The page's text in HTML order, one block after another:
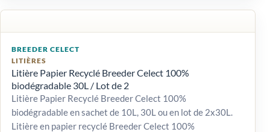
BREEDER CELECT
LITIÈRES
Litière Papier Recyclé Breeder Celect 100%
biodégradable 30L / Lot de 2
Litière Papier Recyclé Breeder Celect 100%
biodégradable en sachet de 10L, 30L ou en lot de 2x30L.
Litière en papier recyclé Breeder Celect 100%